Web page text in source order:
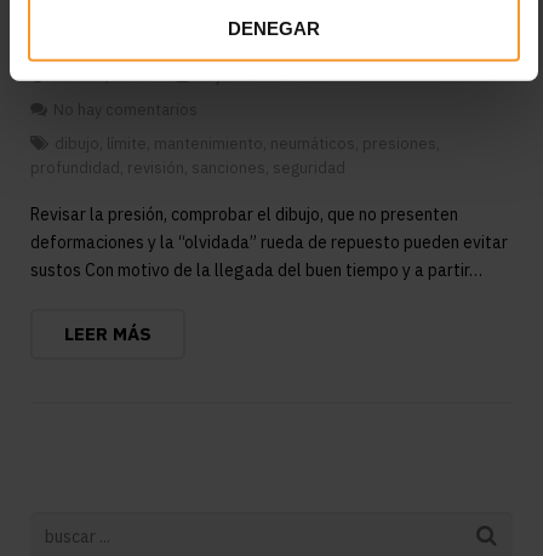
DENEGAR
durante Semana Santa
dibujo
límite mantenimiento neumáticos presiones
profundidad
revisión sanciones seguridad
Revisar la presión, comprobar el dibujo, que no presenten
deformaciones y la “olvidada” rueda de repuesto pueden evitar
sustos Con motivo de la llegada del buen tiempo y a partir…
LEER MÁS